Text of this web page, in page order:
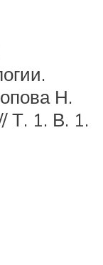
Н.
Т. 1. В. 1.